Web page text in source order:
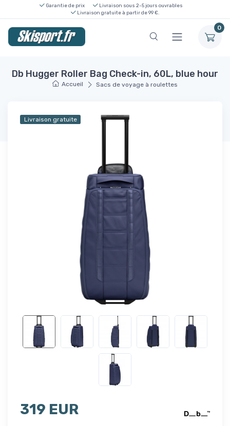
Garantie de prix
Livraison sous 2-5 jours ouvrables
Livraison gratuite à partir de 99 €.
0
Db Hugger Roller Bag Check-in, 60L, blue hour
Accueil Sacs de voyage à roulettes
Livraison gratuite
319 EUR